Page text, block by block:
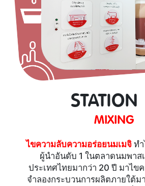
STATION
MIXING
ไขความลับความอร่อยนมเมจิ ท
ผู้นำอันดับ 1 ในตลาดนมพาส
ประเทศไทยมากว่า 20 ปี มาไข
จำลองกระบวนการผลิตภายใต้ม